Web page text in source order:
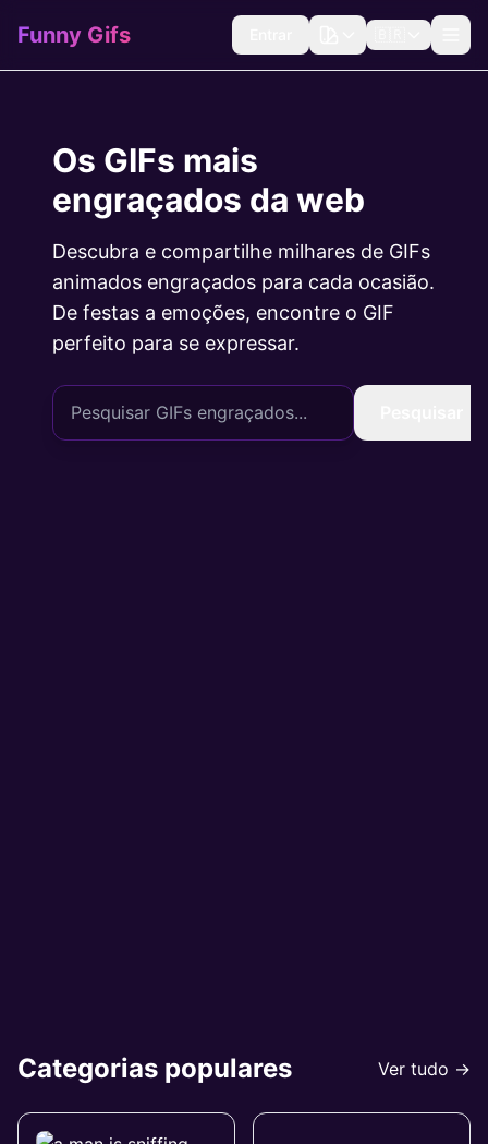
Funny Gifs
Os GIFs mais
engraçados da web
Descubra e compartilhe milhares de GIFs
animados engraçados para cada ocasião.
De festas a emoções, encontre o GIF
perfeito para se expressar.
Categorias populares Ver tudo →